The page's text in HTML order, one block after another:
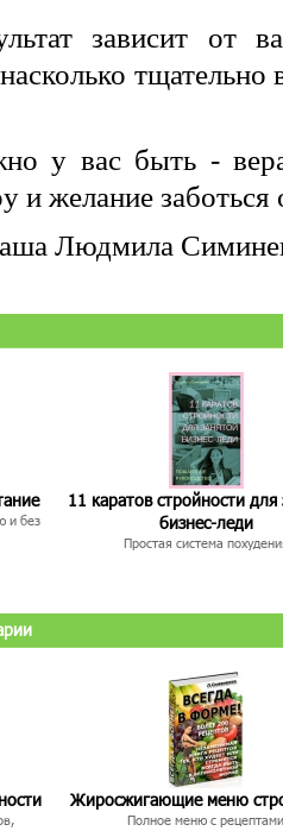
зависит от
у вас быть -
и желание заботься
Людмила
и без
11 каратов стройности для
бизнес-леди
Простая система
Жиросжигающие меню
Полное меню с рецептами